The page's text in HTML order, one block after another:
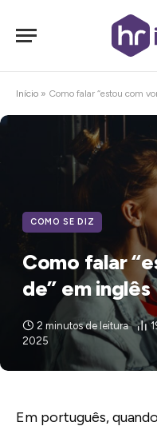
Início » Como falar “estou com
COMO SE DIZ
Como falar
de” em inglês
2 minutos de leitura
2025
Em português,